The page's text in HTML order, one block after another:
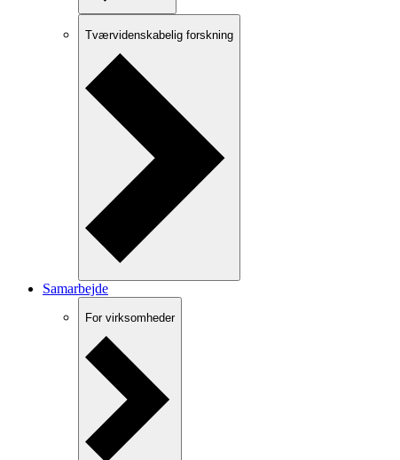
Tværvidenskabelig forskning
Samarbejde
For virksomheder